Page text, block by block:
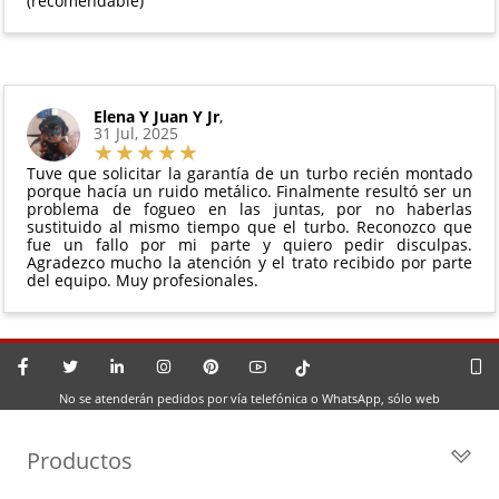
Elena Y Juan Y Jr,
31 Jul, 2025
Tuve que solicitar la garantía de un turbo recién montado
porque hacía un ruido metálico. Finalmente resultó ser un
problema de fogueo en las juntas, por no haberlas
sustituido al mismo tiempo que el turbo. Reconozco que
fue un fallo por mi parte y quiero pedir disculpas.
Agradezco mucho la atención y el trato recibido por parte
del equipo. Muy profesionales.
No se atenderán pedidos por vía telefónica o WhatsApp, sólo web
Productos